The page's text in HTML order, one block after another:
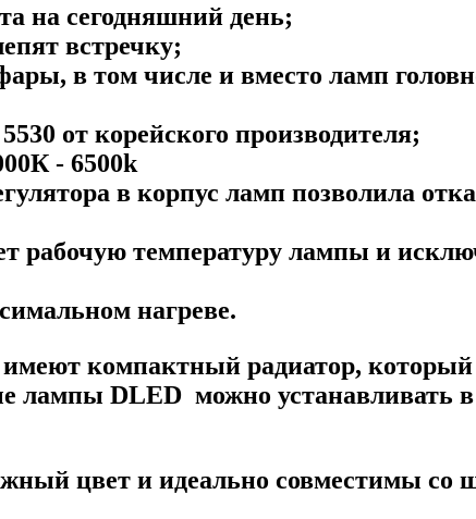
на сегодняшний день;
встречку;
в том числе и вместо ламп
от корейского производителя;
- 6500k
в корпус ламп позволила
рабочую температуру лампы и
нагреве.
компактный радиатор, который
лампы DLED можно
цвет и идеально совместимы со